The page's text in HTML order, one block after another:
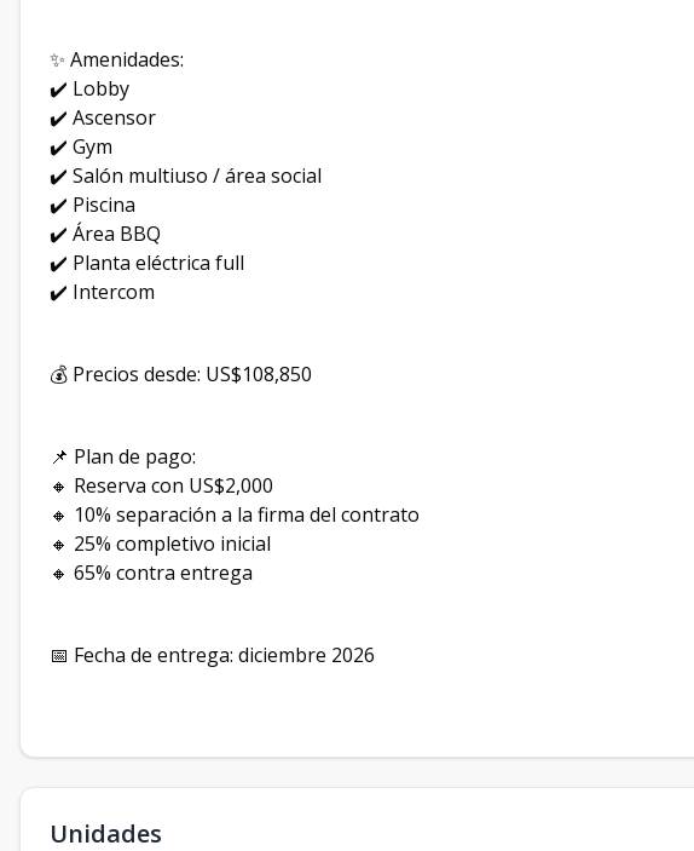
✨ Amenidades:
✔️ Lobby
✔️ Ascensor
✔️ Gym
✔️ Salón multiuso / área social
✔️ Piscina
✔️ Área BBQ
✔️ Planta eléctrica full
✔️ Intercom
💰 Precios desde: US$108,850
📌 Plan de pago:
🔸 Reserva con US$2,000
🔸 10% separación a la firma del contrato
🔸 25% completivo inicial
🔸 65% contra entrega
📅 Fecha de entrega: diciembre 2026
Unidades